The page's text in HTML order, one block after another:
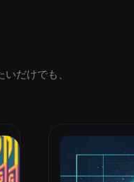
だけでも、